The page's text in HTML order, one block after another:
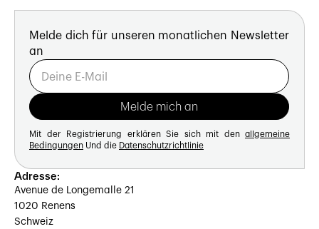
Melde dich für unseren monatlichen Newsletter
an
Mit der Registrierung erklären Sie sich mit den allgemeine
Bedingungen Und die Datenschutzrichtlinie
Adresse:
Avenue de Longemalle 21
1020 Renens
Schweiz